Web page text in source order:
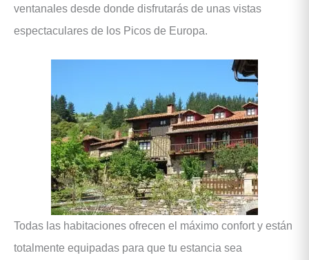
ventanales desde donde disfrutarás de unas vistas
espectaculares de los Picos de Europa.
Todas las habitaciones ofrecen el máximo confort y están
totalmente equipadas para que tu estancia sea